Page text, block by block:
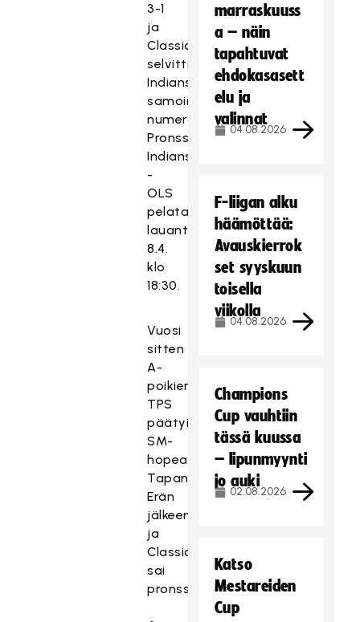
3-1
ja
Classic
selvitti
Indiansin
samoin
numeroin.
Pronssiottelu
Indians
-
OLS
pelataan
lauantaina
8.4.
klo
18:30.
Vuosi
sitten
A-
poikien
TPS
päätyi
SM-
hopealle
Tapanilan
Erän
jälkeen
ja
Classic
sai
pronssia.
marraskuuss
a – näin
tapahtuvat
ehdokasasett
elu ja
valinnat
04.08.2026
F-liigan alku
häämöttää:
Avauskierrok
set syyskuun
toisella
viikolla
04.08.2026
Champions
Cup vauhtiin
tässä kuussa
– lipunmyynti
jo auki
02.08.2026
Katso
Mestareiden
Cup